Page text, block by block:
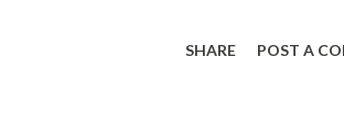
SHARE POST A